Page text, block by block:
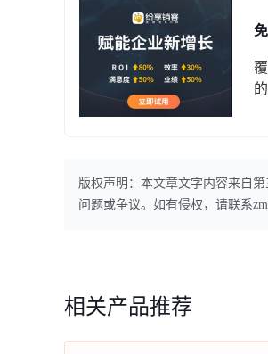
版权声明：本文章文字内容来自
问题或争议。如有侵权，请联系
相关产品推荐